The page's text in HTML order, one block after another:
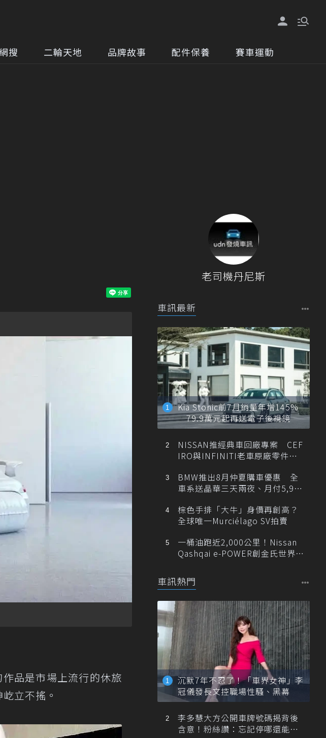
搜 二輪天地 品牌故事 配件保養 賽車運動
品是市場上流行的休旅
立不搖。
老司機丹尼斯
車訊最新
Kia Stonic前7月銷量年增145%
79.9萬元起再送電子後視鏡
NISSAN推經典車回廠專案 CEF
IRO與INFINITI老車原廠零件最
BMW推出8月仲夏購車優惠 全
車系送晶華三天兩夜、月付5,900
棕色手排「大牛」身價再創高？
全球唯一Murciélago SV拍賣
一桶油跑近2,000公里！Nissan
Qashqai e-POWER創金氏世界紀
車訊熱門
沉默7年不忍了！「車界女神」李
冠儀發長文控職場性騷、黑幕
李多慧大方公開車牌號碼揭背後
含意！粉絲讚：忘記停哪還能幫